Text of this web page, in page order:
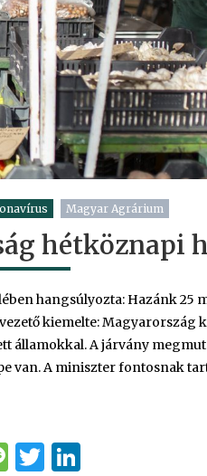
Magyar Agrárium
hétköznapi
hangsúlyozta: Hazánk 25
kiemelte: Magyarország
államokkal. A járvány
van. A miniszter fontosnak
Message
Twitter
LinkedIn